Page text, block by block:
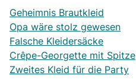
Geheimnis Brautkleid
Opa wäre stolz gewesen
Falsche Kleidersäcke
Crêpe-Georgette mit Spitze
Zweites Kleid für die Party